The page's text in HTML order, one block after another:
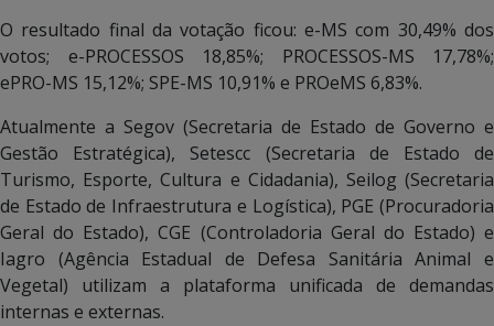
O resultado final da votação ficou: e-MS com 30,49% dos
votos; e-PROCESSOS 18,85%; PROCESSOS-MS 17,78%;
ePRO-MS 15,12%; SPE-MS 10,91% e PROeMS 6,83%.
Atualmente a Segov (Secretaria de Estado de Governo e
Gestão Estratégica), Setescc (Secretaria de Estado de
Turismo, Esporte, Cultura e Cidadania), Seilog (Secretaria
de Estado de Infraestrutura e Logística), PGE (Procuradoria
Geral do Estado), CGE (Controladoria Geral do Estado) e
Iagro (Agência Estadual de Defesa Sanitária Animal e
Vegetal) utilizam a plataforma unificada de demandas
internas e externas.